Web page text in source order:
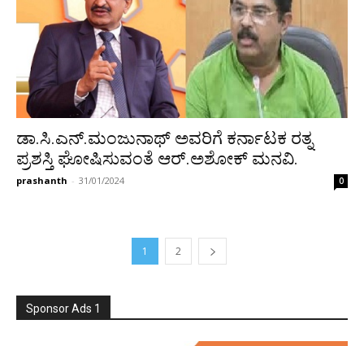
ಡಾ.ಸಿ.ಎನ್.ಮಂಜುನಾಥ್ ಅವರಿಗೆ ಕರ್ನಾಟಕ ರತ್ನ
ಪ್ರಶಸ್ತಿ ಘೋಷಿಸುವಂತೆ ಆರ್.ಅಶೋಕ್ ಮನವಿ.
prashanth - 31/01/2024 0
1 2
Sponsor Ads 1